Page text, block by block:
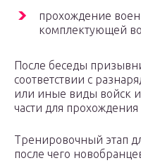
прохождение
комплектующей
После беседы
соответствии с
или иные виды войск
части для
Тренировочный этап
после чего